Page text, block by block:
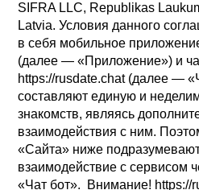
SIFRA LLC, Republikas
Latvia. Условия данного
в себя мобильное
(далее — «Приложение») и
https://rusdate.chat (далее —
составляют единую и
знакомств, являясь
взаимодействия с ним.
«Сайта» ниже
взаимодействие с сервисом
«Чат бот». Внимание! https://